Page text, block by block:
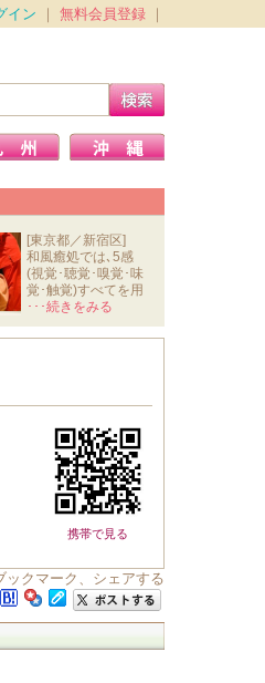
イン 無料会員登録
[東京都／新宿区]
和風癒処では､5感
(視覚･聴覚･嗅覚･味
覚･触覚)すべてを用
いて､ｽﾄﾚ
･･･続きをみる
携帯で見る
ックマーク、シェアする